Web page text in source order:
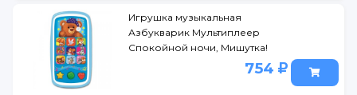
Игрушка музыкальная
Азбукварик Мультиплеер
Спокойной ночи, Мишутка!
754